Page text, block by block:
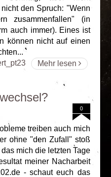
den Spruch: "Wenn
zusammenfallen" (in
auch immer). Eines ist
können nicht auf einen
Mehr lesen
0
treiben auch mich
ohne "den Zufall" stoß
mich die letzten Tage
meiner Nacharbeit
- schaut euch das